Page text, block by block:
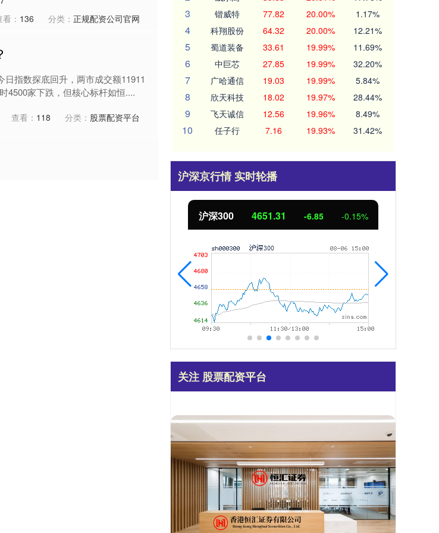
： 136 分类： 正规配资公司官网
日指数探底回升，两市成交额11911
4500家下跌，但核心标杆如恒....
查看： 118 分类： 股票配资平台
3 锴威特 77.82 20.00% 1.17%
4 科翔股份 64.32 20.00% 12.21%
5 蜀道装备 33.61 19.99% 11.69%
6 中巨芯 27.85 19.99% 32.20%
7 广哈通信 19.03 19.99% 5.84%
8 欣天科技 18.02 19.97% 28.44%
9 飞天诚信 12.56 19.96% 8.49%
10 任子行 7.16 19.93% 31.42%
沪深京行情 实时轮播
沪深300 4651.31 -6.85 -0.15%
关注 股票配资平台